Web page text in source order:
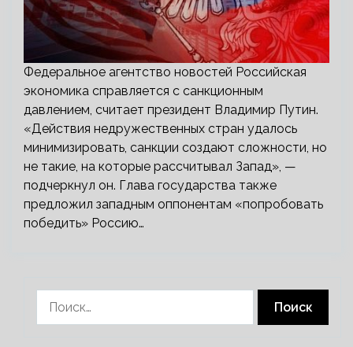
Федеральное агентство новостей Российская
экономика справляется с санкционным
давлением, считает президент Владимир Путин.
«Действия недружественных стран удалось
минимизировать, санкции создают сложности, но
не такие, на которые рассчитывал Запад», —
подчеркнул он. Глава государства также
предложил западным оппонентам «попробовать
победить» Россию…